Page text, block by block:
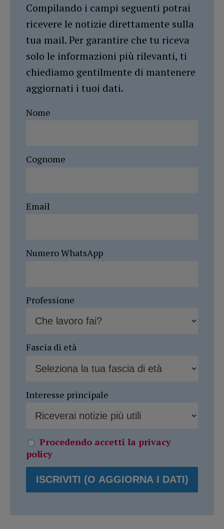
Compilando i campi seguenti potrai
ricevere le notizie direttamente sulla
tua mail. Per garantire che tu riceva
solo le informazioni più rilevanti, ti
chiediamo gentilmente di mantenere
aggiornati i tuoi dati.
Nome
Cognome
Email
Numero WhatsApp
Professione
Fascia di età
Interesse principale
Procedendo accetti la privacy
policy